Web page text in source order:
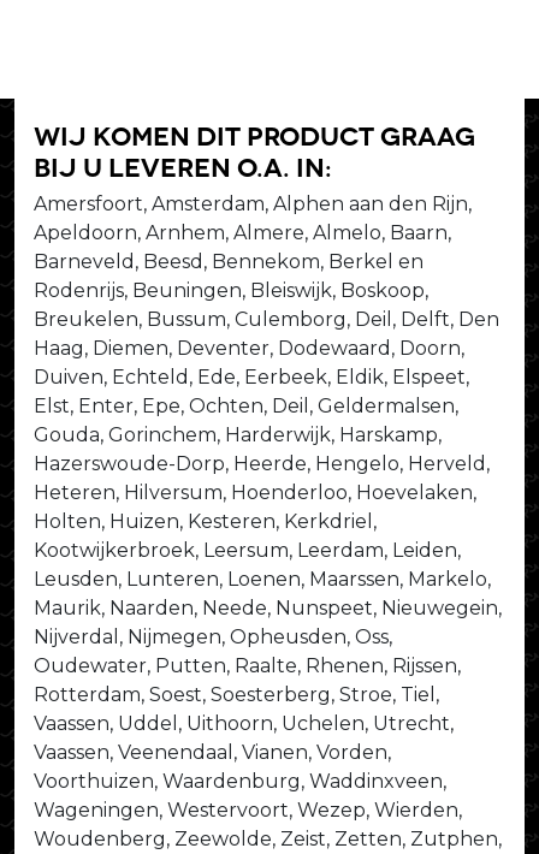
Wij komen dit product graag
bij u leveren o.a. in:
Amersfoort, Amsterdam, Alphen aan den Rijn,
Apeldoorn, Arnhem, Almere, Almelo, Baarn,
Barneveld, Beesd, Bennekom, Berkel en
Rodenrijs, Beuningen, Bleiswijk, Boskoop,
Breukelen, Bussum, Culemborg, Deil, Delft, Den
Haag, Diemen, Deventer, Dodewaard, Doorn,
Duiven, Echteld, Ede, Eerbeek, Eldik, Elspeet,
Elst, Enter, Epe, Ochten, Deil, Geldermalsen,
Gouda, Gorinchem, Harderwijk, Harskamp,
Hazerswoude-Dorp, Heerde, Hengelo, Herveld,
Heteren, Hilversum, Hoenderloo, Hoevelaken,
Holten, Huizen, Kesteren, Kerkdriel,
Kootwijkerbroek, Leersum, Leerdam, Leiden,
Leusden, Lunteren, Loenen, Maarssen, Markelo,
Maurik, Naarden, Neede, Nunspeet, Nieuwegein,
Nijverdal, Nijmegen, Opheusden, Oss,
Oudewater, Putten, Raalte, Rhenen, Rijssen,
Rotterdam, Soest, Soesterberg, Stroe, Tiel,
Vaassen, Uddel, Uithoorn, Uchelen, Utrecht,
Vaassen, Veenendaal, Vianen, Vorden,
Voorthuizen, Waardenburg, Waddinxveen,
Wageningen, Westervoort, Wezep, Wierden,
Woudenberg, Zeewolde, Zeist, Zetten, Zutphen,